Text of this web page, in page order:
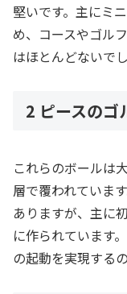
堅いです。主にミ
め、コースやゴル
はほとんどないでし
2 ピースのゴ
これらのボールは
層で覆われていま
ありますが、主に
に作られています
の起動を実現する